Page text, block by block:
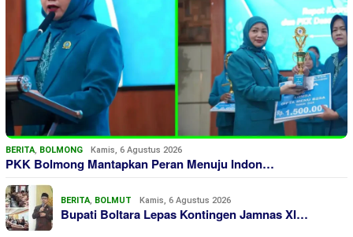
BERITA, BOLMONG Kamis, 6 Agustus 2026
PKK Bolmong Mantapkan Peran Menuju Indon…
BERITA, BOLMUT Kamis, 6 Agustus 2026
Bupati Boltara Lepas Kontingen Jamnas XI…